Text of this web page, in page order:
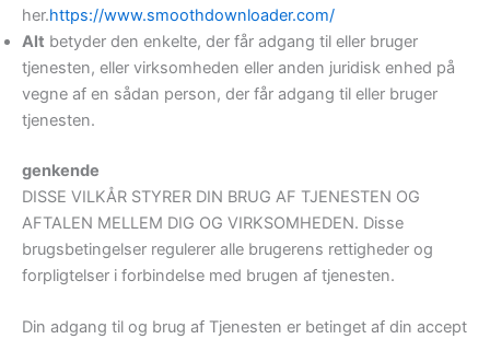
her.https://www.smoothdownloader.com/
Alt betyder den enkelte, der får adgang til eller bruger
tjenesten, eller virksomheden eller anden juridisk enhed på
vegne af en sådan person, der får adgang til eller bruger
tjenesten.
genkende
DISSE VILKÅR STYRER DIN BRUG AF TJENESTEN OG
AFTALEN MELLEM DIG OG VIRKSOMHEDEN. Disse
brugsbetingelser regulerer alle brugerens rettigheder og
forpligtelser i forbindelse med brugen af ​​tjenesten.
Din adgang til og brug af Tjenesten er betinget af din accept